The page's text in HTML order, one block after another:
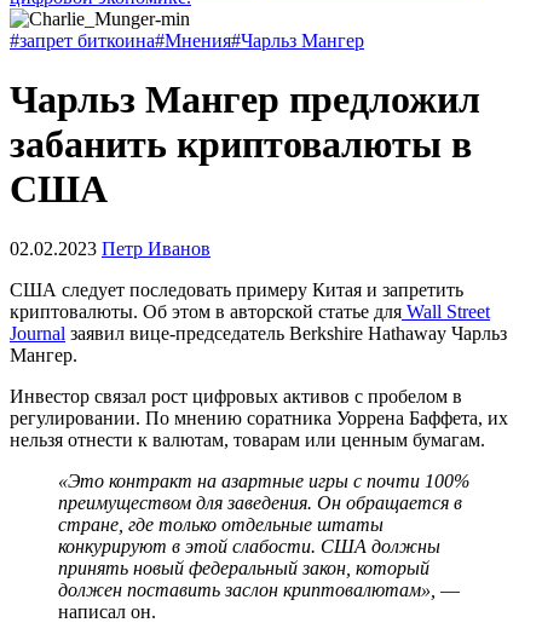
#запрет биткоина#Мнения#Чарльз Мангер
Чарльз Мангер предложил
забанить криптовалюты в
США
02.02.2023 Петр Иванов
США следует последовать примеру Китая и запретить
криптовалюты. Об этом в авторской статье для Wall Street
Journal заявил вице-председатель Berkshire Hathaway Чарльз
Мангер.
Инвестор связал рост цифровых активов с пробелом в
регулировании. По мнению соратника Уоррена Баффета, их
нельзя отнести к валютам, товарам или ценным бумагам.
«Это контракт на азартные игры с почти 100%
преимуществом для заведения. Он обращается в
стране, где только отдельные штаты
конкурируют в этой слабости. США должны
принять новый федеральный закон, который
должен поставить заслон криптовалютам», —
написал он.